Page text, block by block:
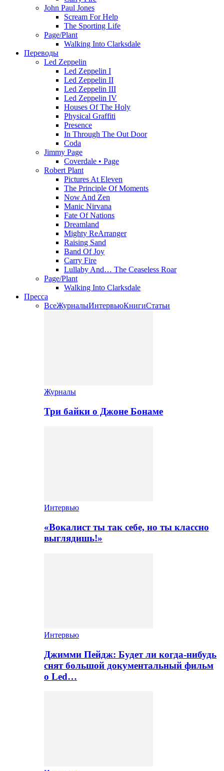
John Paul Jones
Scream For Help
The Sporting Life
Page/Plant
Walking Into Clarksdale
Переводы
Led Zeppelin
Led Zeppelin I
Led Zeppelin II
Led Zeppelin III
Led Zeppelin IV
Houses Of The Holy
Physical Graffiti
Presence
In Through The Out Door
Coda
Jimmy Page
Coverdale • Page
Robert Plant
Pictures At Eleven
The Principle Of Moments
Now And Zen
Manic Nirvana
Fate Of Nations
Dreamland
Mighty ReArranger
Raising Sand
Band Of Joy
Carry Fire
Lullaby And… The Ceaseless Roar
Page/Plant
Walking Into Clarksdale
Пресса
ВсеЖурналыИнтервьюКнигиСтатьи
Журналы
Три байки о Джоне Бонаме
Интервью
«Вокалист ты так себе, но ты классно
выглядишь!»
Интервью
Джимми Пейдж: Будет ли когда-нибудь
снят большой документальный фильм
о Led…